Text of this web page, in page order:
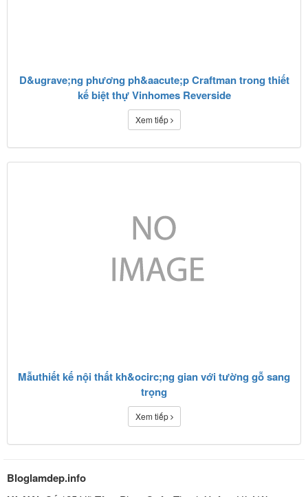
D&ugrave;ng phương ph&aacute;p Craftman trong thiết
kế biệt thự Vinhomes Reverside
Xem tiếp
Mẫuthiết kế nội thất kh&ocirc;ng gian với tường gỗ sang
trọng
Xem tiếp
Bloglamdep.info